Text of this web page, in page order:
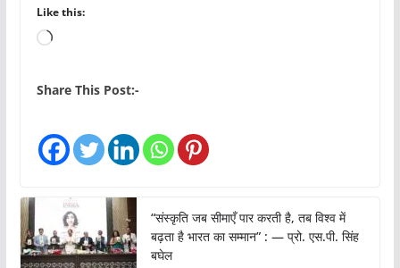
Like this:
L
a
n
Share This Post:-
“संस्कृति जब सीमाएँ पार करती है, तब विश्व में
बढ़ता है भारत का सम्मान” : — प्रो. एस.पी. सिंह
बघेल